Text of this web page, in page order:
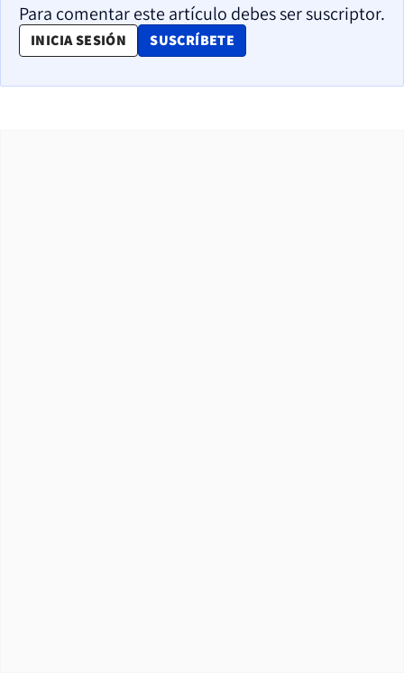
Para comentar este artículo debes ser suscriptor.
INICIA SESIÓN SUSCRÍBETE
OPENS IN NEW WINDOW